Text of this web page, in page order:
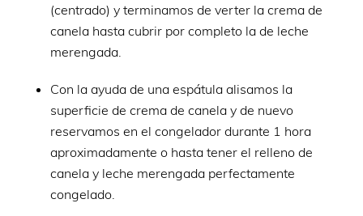
(centrado) y terminamos de verter la crema de
canela hasta cubrir por completo la de leche
merengada.
Con la ayuda de una espátula alisamos la
superficie de crema de canela y de nuevo
reservamos en el congelador durante 1 hora
aproximadamente o hasta tener el relleno de
canela y leche merengada perfectamente
congelado.